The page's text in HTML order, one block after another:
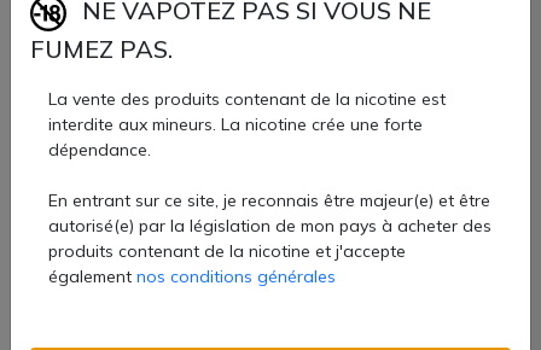
capuchon.
Ce capuchon pour pod Klypse est disponible chez AZVape
avec 12 coloris pour vous permettre de retrouver celui que
vous avez perdu ou bien pour varier les coloris de votre
pod préféré !
3 €
Quantité
NE VAPOTEZ PAS SI VOUS NE
FUMEZ PAS.
La vente des produits contenant de la nicotine est
interdite aux mineurs. La nicotine crée une forte
dépendance.
En entrant sur ce site, je reconnais être majeur(e) et être
autorisé(e) par la législation de mon pays à acheter des
produits contenant de la nicotine et j'accepte
également nos conditions générales